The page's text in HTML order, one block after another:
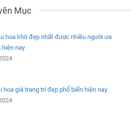
Mục
hoa khô đẹp nhất được nhiều người ưa
hiện nay
hoa giả trang trí đẹp phổ biến hiện nay